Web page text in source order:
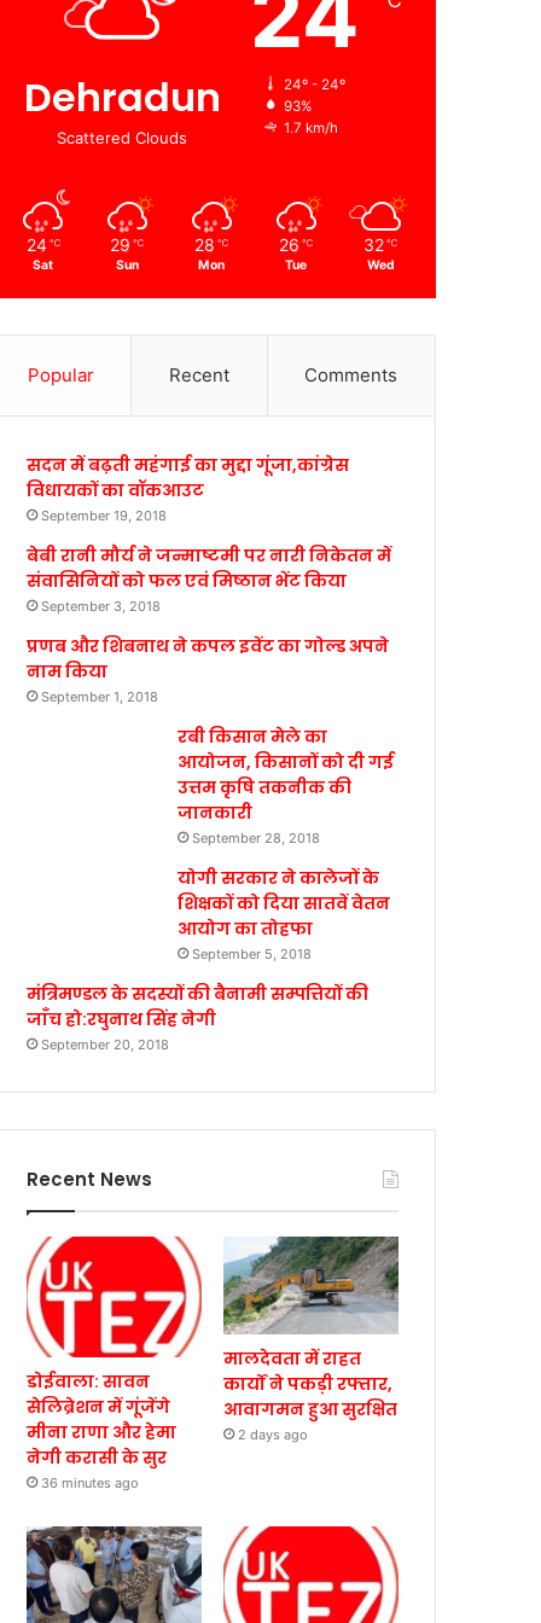
Dehradun
Scattered Clouds
24º - 24º
93%
1.7 km/h
24 ℃
Sat
29 ℃
Sun
28 ℃
Mon
26 ℃
Tue
32 ℃
Wed
Popular Recent Comments
सदन में बढ़ती महंगाई का मुद्दा गूंजा,कांग्रेस
विधायकों का वॉकआउट
September 19, 2018
बेबी रानी मौर्य ने जन्माष्टमी पर नारी निकेतन में
संवासिनियों को फल एवं मिष्ठान भेंट किया
September 3, 2018
प्रणब और शिबनाथ ने कपल इवेंट का गोल्ड अपने
नाम किया
September 1, 2018
रबी किसान मेले का
आयोजन, किसानों को दी गई
उत्तम कृषि तकनीक की
जानकारी
September 28, 2018
योगी सरकार ने कालेजों के
शिक्षकों को दिया सातवें वेतन
आयोग का तोहफा
September 5, 2018
मंत्रिमण्डल के सदस्यों की बैनामी सम्पत्तियों की
जाँच हो:रघुनाथ सिंह नेगी
September 20, 2018
Recent News
डोईवाला: सावन
सेलिब्रेशन में गूंजेंगे
मीना राणा और हेमा
नेगी करासी के सुर
36 minutes ago
मालदेवता में राहत
कार्यों ने पकड़ी रफ्तार,
आवागमन हुआ सुरक्षित
2 days ago